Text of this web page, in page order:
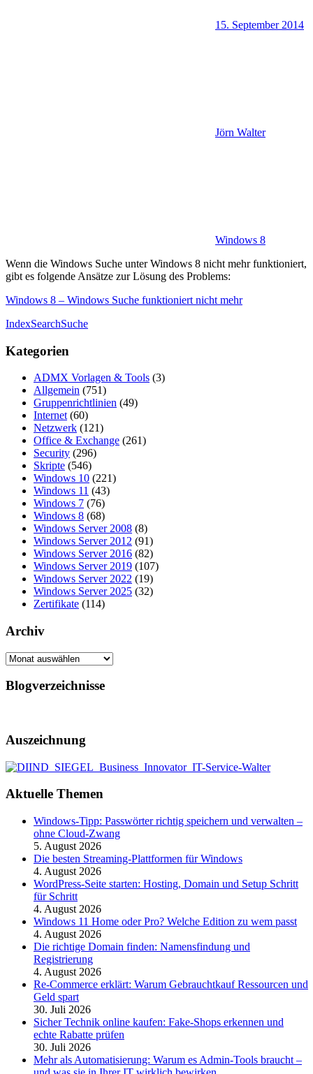
15. September 2014
Jörn Walter
Windows 8
Wenn die Windows Suche unter Windows 8 nicht mehr funktioniert,
gibt es folgende Ansätze zur Lösung des Problems:
Windows 8 – Windows Suche funktioniert nicht mehr
IndexSearchSuche
Kategorien
ADMX Vorlagen & Tools (3)
Allgemein (751)
Gruppenrichtlinien (49)
Internet (60)
Netzwerk (121)
Office & Exchange (261)
Security (296)
Skripte (546)
Windows 10 (221)
Windows 11 (43)
Windows 7 (76)
Windows 8 (68)
Windows Server 2008 (8)
Windows Server 2012 (91)
Windows Server 2016 (82)
Windows Server 2019 (107)
Windows Server 2022 (19)
Windows Server 2025 (32)
Zertifikate (114)
Archiv
Archiv
Blogverzeichnisse
Auszeichnung
Aktuelle Themen
Windows-Tipp: Passwörter richtig speichern und verwalten –
ohne Cloud-Zwang
5. August 2026
Die besten Streaming-Plattformen für Windows
4. August 2026
WordPress-Seite starten: Hosting, Domain und Setup Schritt
für Schritt
4. August 2026
Windows 11 Home oder Pro? Welche Edition zu wem passt
4. August 2026
Die richtige Domain finden: Namensfindung und
Registrierung
4. August 2026
Re-Commerce erklärt: Warum Gebrauchtkauf Ressourcen und
Geld spart
30. Juli 2026
Sicher Technik online kaufen: Fake-Shops erkennen und
echte Rabatte prüfen
30. Juli 2026
Mehr als Automatisierung: Warum es Admin-Tools braucht –